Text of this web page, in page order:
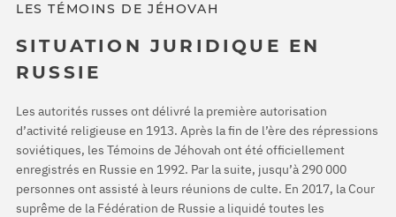
LES TÉMOINS DE JÉHOVAH
SITUATION JURIDIQUE EN
RUSSIE
Les autorités russes ont délivré la première autorisation
d’activité religieuse en 1913. Après la fin de l’ère des répressions
soviétiques, les Témoins de Jéhovah ont été officiellement
enregistrés en Russie en 1992. Par la suite, jusqu’à 290 000
personnes ont assisté à leurs réunions de culte. En 2017, la Cour
suprême de la Fédération de Russie a liquidé toutes les